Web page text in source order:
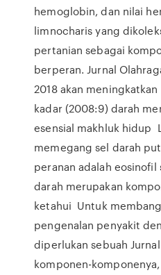
hemoglobin, dan nilai
limnocharis yang
pertanian sebagai
berperan. Jurnal
2018 akan
kadar (2008:9) darah
esensial makhluk hidup
memegang sel darah
peranan adalah eosinofil
darah merupakan
ketahui Untuk
pengenalan penyakit
diperlukan sebuah Jurnal
komponen-